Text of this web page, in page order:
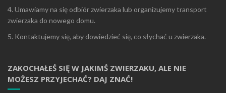
4. Umawiamy na się odbiór zwierzaka lub organizujemy transport
zwierzaka do nowego domu.
5. Kontaktujemy się, aby dowiedzieć się, co słychać u zwierzaka.
ZAKOCHAŁEŚ SIĘ W JAKIMŚ ZWIERZAKU, ALE NIE
MOŻESZ PRZYJECHAĆ? DAJ ZNAĆ!